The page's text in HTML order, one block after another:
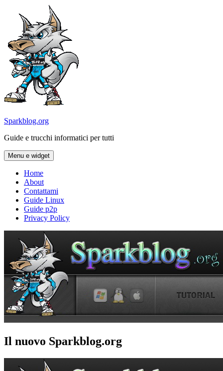
contenuto
Sparkblog.org
Guide e trucchi informatici per tutti
Menu e widget
Home
About
Contattami
Guide Linux
Guide p2p
Privacy Policy
Il nuovo Sparkblog.org